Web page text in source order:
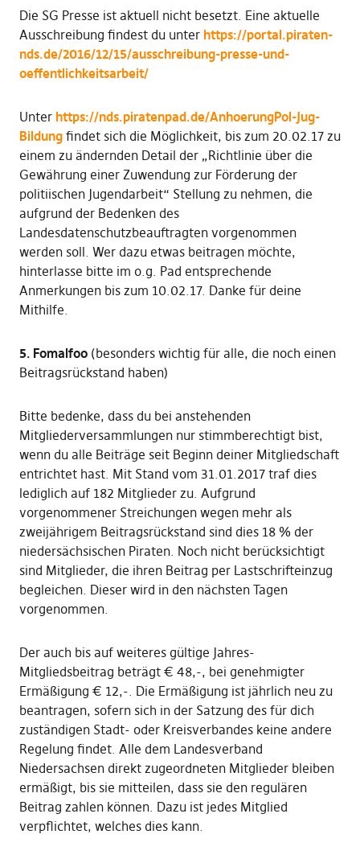
Die SG Presse ist aktuell nicht besetzt. Eine aktuelle
Ausschreibung findest du unter https://portal.piraten-
nds.de/2016/12/15/ausschreibung-presse-und-
oeffentlichkeitsarbeit/
Unter https://nds.piratenpad.de/AnhoerungPol-Jug-
Bildungfindet sich die Möglichkeit, bis zum 20.02.17 zu
einem zu ändernden Detail der „Richtlinie über die
Gewährung einer Zuwendung zur Förderung der
politiischen Jugendarbeit“ Stellung zu nehmen, die
aufgrund der Bedenken des
Landesdatenschutzbeauftragten vorgenommen
werden soll. Wer dazu etwas beitragen möchte,
hinterlasse bitte im o.g. Pad entsprechende
Anmerkungen bis zum 10.02.17. Danke für deine
Mithilfe.
5. Fomalfoo(besonders wichtig für alle, die noch einen
Beitragsrückstand haben)
Bitte bedenke, dass du bei anstehenden
Mitgliederversammlungen nur stimmberechtigt bist,
wenn du alle Beiträge seit Beginn deiner Mitgliedschaft
entrichtet hast. Mit Stand vom 31.01.2017 traf dies
lediglich auf 182 Mitglieder zu. Aufgrund
vorgenommener Streichungen wegen mehr als
zweijährigem Beitragsrückstand sind dies 18 % der
niedersächsischen Piraten. Noch nicht berücksichtigt
sind Mitglieder, die ihren Beitrag per Lastschrifteinzug
begleichen. Dieser wird in den nächsten Tagen
vorgenommen.
Der auch bis auf weiteres gültige Jahres-
Mitgliedsbeitrag beträgt € 48,-, bei genehmigter
Ermäßigung € 12,-. Die Ermäßigung ist jährlich neu zu
beantragen, sofern sich in der Satzung des für dich
zuständigen Stadt- oder Kreisverbandes keine andere
Regelung findet. Alle dem Landesverband
Niedersachsen direkt zugeordneten Mitglieder bleiben
ermäßigt, bis sie mitteilen, dass sie den regulären
Beitrag zahlen können. Dazu ist jedes Mitglied
verpflichtet, welches dies kann.